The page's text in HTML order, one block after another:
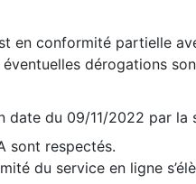
en conformité partielle
dérogations
date du 09/11/2022 par
sont respectés.
du service en ligne